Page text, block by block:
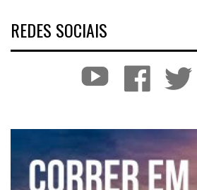
REDES SOCIAIS
YouTube Facebook